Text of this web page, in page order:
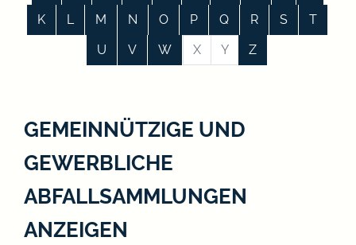
K
L M N O P Q R S
T
U
V W X Y Z
GEMEINNÜTZIGE UND
GEWERBLICHE
ABFALLSAMMLUNGEN
ANZEIGEN